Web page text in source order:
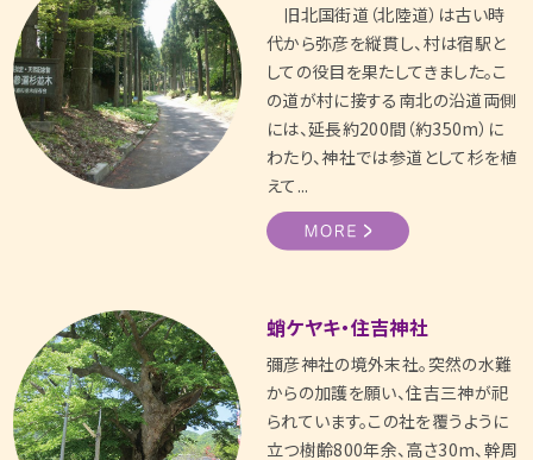
旧北国街道（北陸道）は古い時
代から弥彦を縦貫し、村は宿駅と
しての役目を果たしてきました。こ
の道が村に接する南北の沿道両側
には、延長約200間（約350m）に
わたり、神社では参道として杉を植
えて...
蛸ケヤキ・住吉神社
彌彦神社の境外末社。突然の水難
からの加護を願い、住吉三神が祀
られています。この社を覆うように
立つ樹齢800年余、高さ30m、幹周